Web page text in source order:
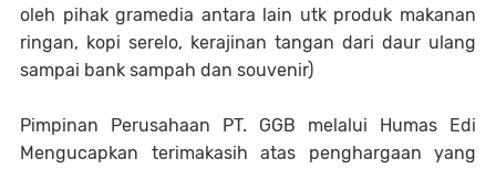
oleh pihak gramedia antara lain utk produk makanan
ringan, kopi serelo, kerajinan tangan dari daur ulang
sampai bank sampah dan souvenir)
Pimpinan Perusahaan PT. GGB melalui Humas Edi
Mengucapkan terimakasih atas penghargaan yang